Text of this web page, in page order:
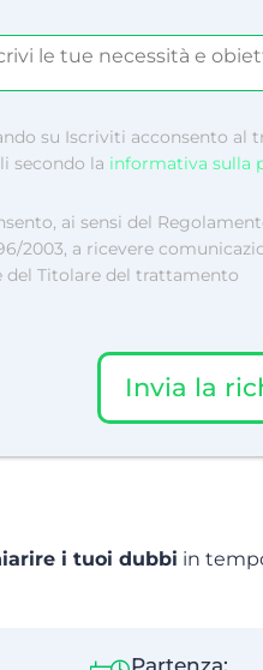
su Iscriviti acconsento al
secondo la informativa sulla
ai sensi del
2003, a ricevere
del Titolare del trattamento
Invia la
i tuoi dubbi in
Partenza: